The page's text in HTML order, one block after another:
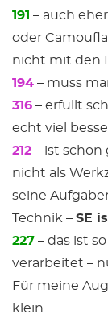
191 – auch
oder
nicht mit den
194 – muss
316 – erfüllt
echt viel
212 – ist
nicht als
seine
Technik – SE
227 – das ist
verarbeitet –
Für meine
klein